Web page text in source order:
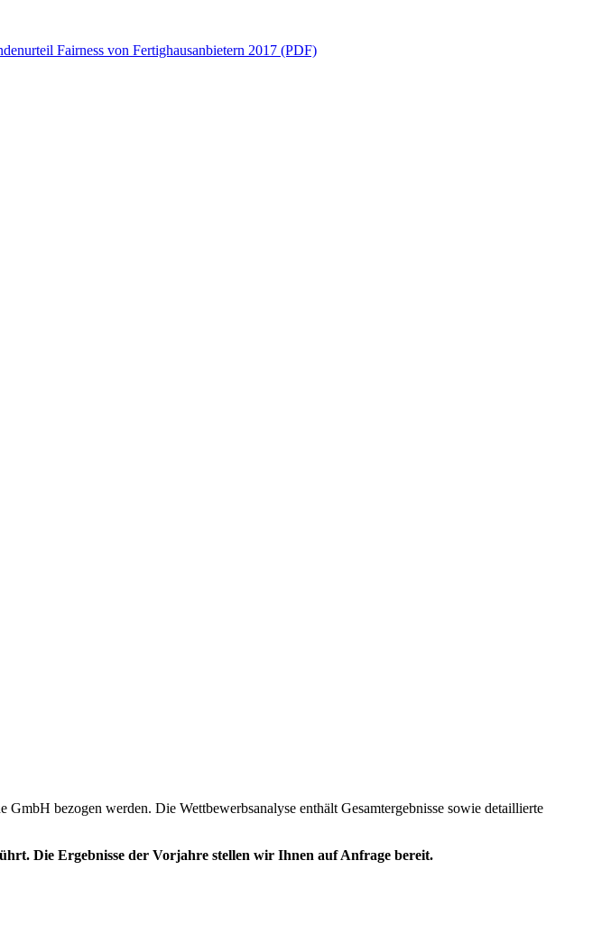
Fairness von Fertighausanbietern 2017 (PDF)
bezogen werden. Die Wettbewerbsanalyse enthält Gesamtergebnisse sowie detaillierte
Die Ergebnisse der Vorjahre stellen wir Ihnen auf Anfrage bereit.